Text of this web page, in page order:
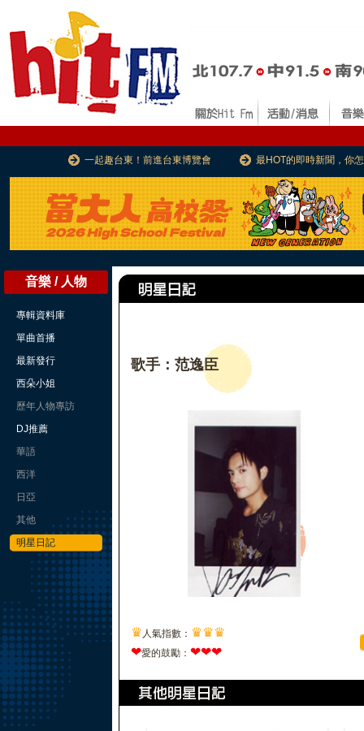
一起趣台東！前進台東博覽會 最HOT的即時新聞，你
音樂 / 人物
專輯資料庫
單曲首播
最新發行
西朵小姐
歷年人物專訪
DJ推薦
華語
西洋
日亞
其他
明星日記
歌手：范逸臣
♛ 人氣指數： ♛♛♛
❤愛的鼓勵： ❤❤❤